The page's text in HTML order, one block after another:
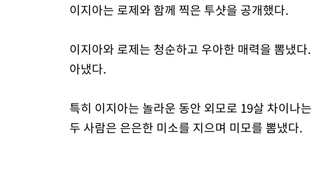
이지아는 로제와 함께 찍은 투샷을 공개했다.
이지아와 로제는 청순하고 우아한 매력을 뽐냈
아냈다.
특히 이지아는 놀라운 동안 외모로 19살 차이나
두 사람은 은은한 미소를 지으며 미모를 뽐냈다.